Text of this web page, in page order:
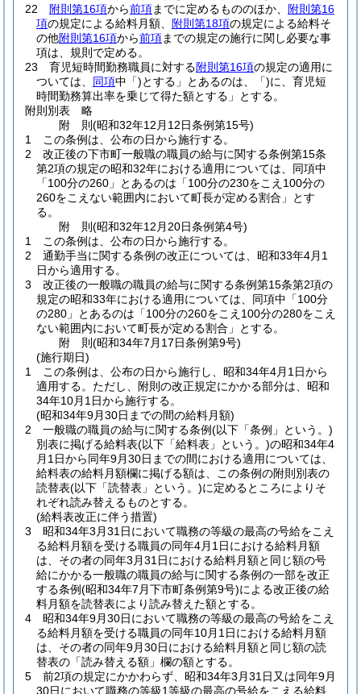
22
附則第16項から前項までに定めるもののほか、
附則第16
項の規定による給料月額、 附則第18項の規定による給料そ
の他附則第16項から前項までの規定の施行に関し必要な事
項は、規則で定める。
23
育児短時間勤務職員に対する附則第16項の規定の適用に
ついては、 同項中「)とする」とあるのは、「)に、育児短
時間勤務算出率を乗じて得た額とする」とする。
附則別表 略
附 則(昭和32年12月12日条例第15号)
1
この条例は、公布の日から施行する。
2
改正後の下市町一般職の職員の給与に関する条例第15条
第2項の規定の昭和32年における適用については、同項中
「100分の260」とあるのは「100分の230をこえ100分の
260をこえない範囲内において町長が定める割合」とす
る。
附 則(昭和32年12月20日条例第4号)
1
この条例は、公布の日から施行する。
2
通勤手当に関する条例の改正については、昭和33年4月1
日から適用する。
3
改正後の一般職の職員の給与に関する条例第15条第2項の
規定の昭和33年における適用については、同項中「100分
の280」とあるのは「100分の260をこえ100分の280をこえ
ない範囲内において町長が定める割合」とする。
附 則(昭和34年7月17日条例第9号)
(施行期日)
1
この条例は、公布の日から施行し、昭和34年4月1日から
適用する。 ただし、附則の改正規定にかかる部分は、昭和
34年10月1日から施行する。
(昭和34年9月30日までの間の給料月額)
2
一般職の職員の給与に関する条例(以下「条例」という。)
別表に掲げる給料表(以下「給料表」という。)の昭和34年4
月1日から同年9月30日までの間における適用については、
給料表の給料月額欄に掲げる額は、この条例の附則別表の
読替表(以下「読替表」という。)に定めるところによりそ
れぞれ読み替えるものとする。
(給料表改正に伴う措置)
3
昭和34年3月31日において職務の等級の最高の号給をこえ
る給料月額を受ける職員の同年4月1日における給料月額
は、その者の同年3月31日における給料月額と同じ額の号
給にかかる一般職の職員の給与に関する条例の一部を改正
する条例(昭和34年7月下市町条例第9号)による改正後の給
料月額を読替表により読み替えた額とする。
4
昭和34年9月30日において職務の等級の最高の号給をこえ
る給料月額を受ける職員の同年10月1日における給料月額
は、その者の同年9月30日における給料月額と同じ額の読
替表の「読み替える額」欄の額とする。
5
前2項の規定にかかわらず、昭和34年3月31日又は同年9月
30日において職務の等級1等級の最高の号給をこえる給料